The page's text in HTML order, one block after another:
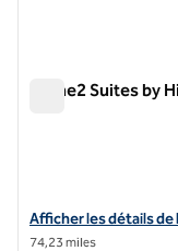
Home2 Suites by
Afficher les détails de
Afficher les détails
74,23 miles